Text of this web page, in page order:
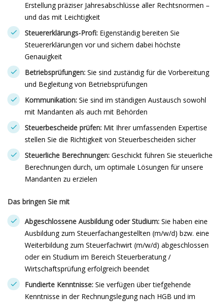
Erstellung präziser Jahresabschlüsse aller Rechtsnormen –
und das mit Leichtigkeit
Steuererklärungs-Profi: Eigenständig bereiten Sie
Steuererklärungen vor und sichern dabei höchste
Genauigkeit
Betriebsprüfungen: Sie sind zuständig für die Vorbereitung
und Begleitung von Betriebsprüfungen
Kommunikation: Sie sind im ständigen Austausch sowohl
mit Mandanten als auch mit Behörden
Steuerbescheide prüfen: Mit Ihrer umfassenden Expertise
stellen Sie die Richtigkeit von Steuerbescheiden sicher
Steuerliche Berechnungen: Geschickt führen Sie steuerliche
Berechnungen durch, um optimale Lösungen für unsere
Mandanten zu erzielen
Das bringen Sie mit
Abgeschlossene Ausbildung oder Studium: Sie haben eine
Ausbildung zum Steuerfachangestellten (m/w/d) bzw. eine
Weiterbildung zum Steuerfachwirt (m/w/d) abgeschlossen
oder ein Studium im Bereich Steuerberatung /
Wirtschaftsprüfung erfolgreich beendet
Fundierte Kenntnisse: Sie verfügen über tiefgehende
Kenntnisse in der Rechnungslegung nach HGB und im